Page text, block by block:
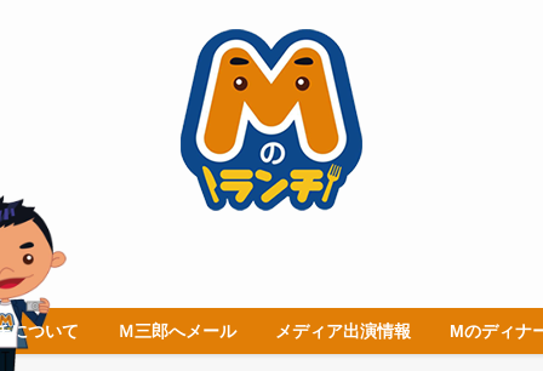
について Ｍ三郎へメール メディア出演情報 Mのディナ